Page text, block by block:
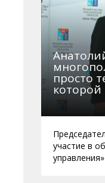
просто
участие в